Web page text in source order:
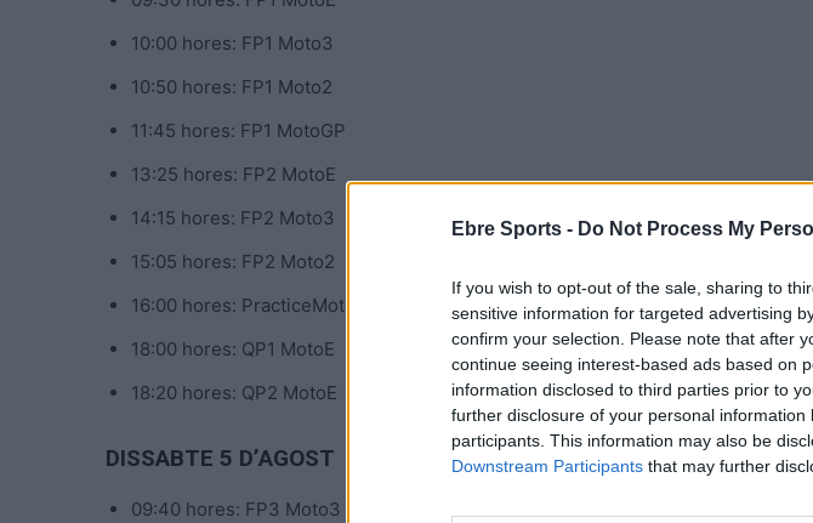
Ebre Sports - Do Not Process My
If you wish to opt-out of the sale, sharing to
sensitive information for targeted advertising
confirm your selection. Please note that after
continue seeing interest-based ads based on
information disclosed to third parties prior to
further disclosure of your personal information
participants. This information may also be
Downstream Participants that may further
10:00 hores: FP1 Moto3
10:50 hores: FP1 Moto2
11:45 hores: FP1 MotoGP
13:25 hores: FP2 MotoE
14:15 hores: FP2 Moto3
15:05 hores: FP2 Moto2
16:00 hores: PracticeMotoGP
18:00 hores: QP1 MotoE
18:20 hores: QP2 MotoE
DISSABTE 5 D’AGOST
09:40 hores: FP3 Moto3